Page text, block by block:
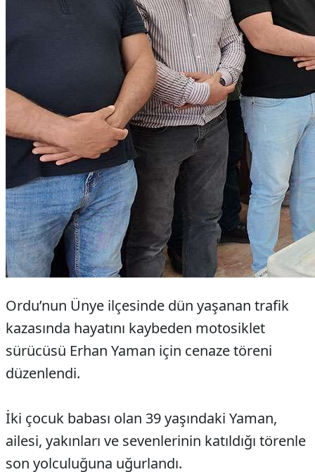
Ordu’nun Ünye ilçesinde dün yaşanan trafik
kazasında hayatını kaybeden motosiklet
sürücüsü Erhan Yaman için cenaze töreni
düzenlendi.
İki çocuk babası olan 39 yaşındaki Yaman,
ailesi, yakınları ve sevenlerinin katıldığı törenle
son yolculuğuna uğurlandı.